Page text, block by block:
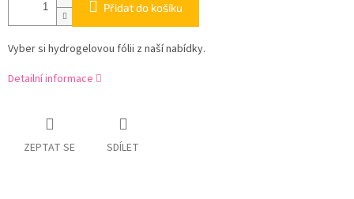
Přidat do košíku
Vyber si hydrogelovou fólii z naší nabídky.
Detailní informace
ZEPTAT SE SDÍLET